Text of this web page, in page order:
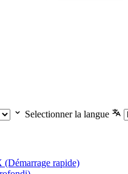
Selectionner la langue
rapide)